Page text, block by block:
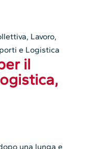
, Lavoro,
e Logistica
il
una lunga e